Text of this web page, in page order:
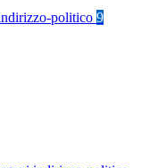
politico 9